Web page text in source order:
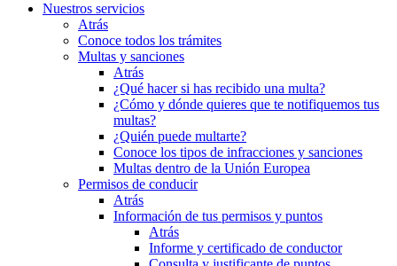
Nuestros servicios
Atrás
Conoce todos los trámites
Multas y sanciones
Atrás
¿Qué hacer si has recibido una multa?
¿Cómo y dónde quieres que te notifiquemos tus
multas?
¿Quién puede multarte?
Conoce los tipos de infracciones y sanciones
Multas dentro de la Unión Europea
Permisos de conducir
Atrás
Información de tus permisos y puntos
Atrás
Informe y certificado de conductor